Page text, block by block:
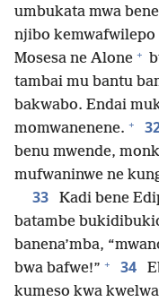
umbukata mwa
njibo kemwafwilepo
Mosesa ne Alone +
tambai mu bantu
bakwabo. Endai
momwanenene. +
benu mwende,
mufwaninwe ne
33
Kadi bene
batambe
banena’mba,
bwa bafwe!” + 34
kumeso kwa